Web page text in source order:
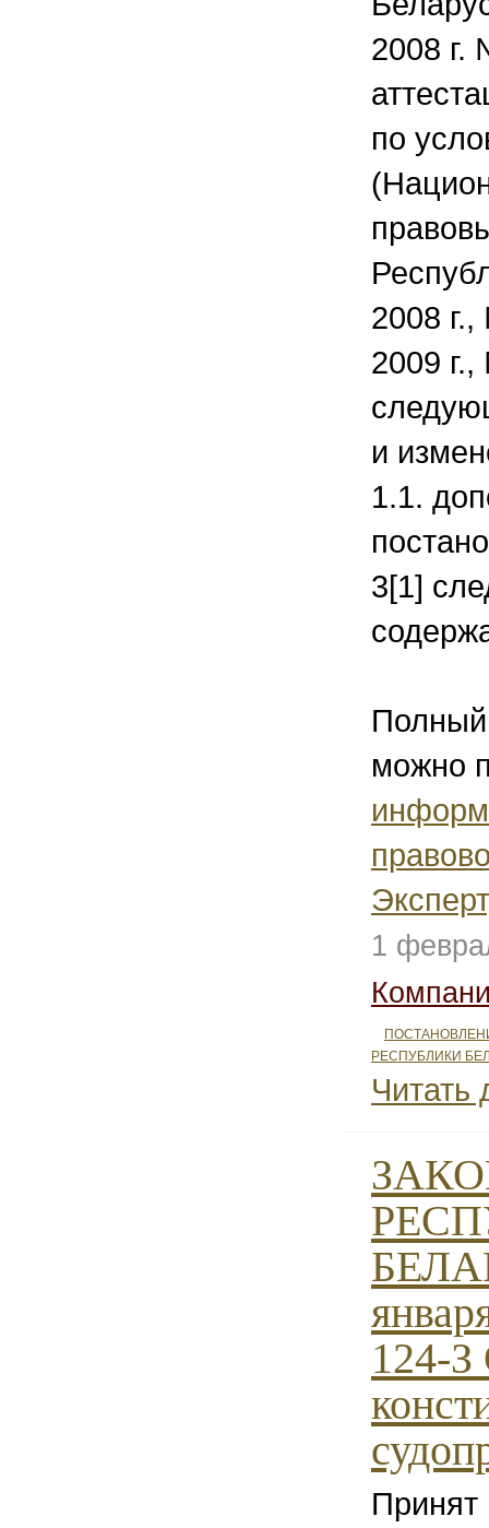
2008
по
2008
2009
и
1.1.
3[1]
Полный
можно
Эксперт
1
РЕСПУБЛИКИ
Читать
124-
Принят